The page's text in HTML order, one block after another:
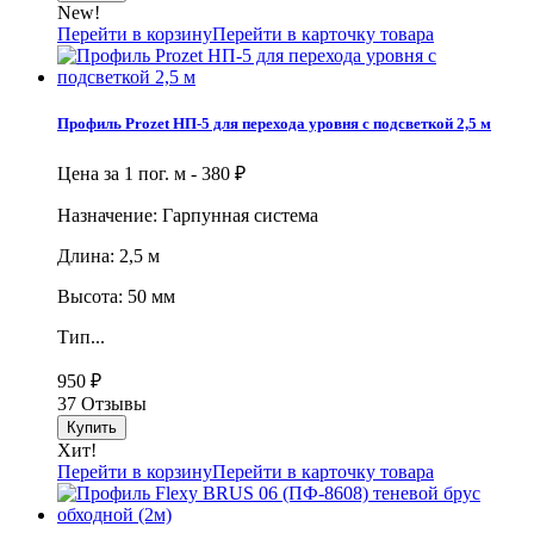
New!
Перейти в корзинуПерейти в карточку товара
Профиль Prozet НП-5 для перехода уровня с подсветкой 2,5 м
Цена за 1 пог. м - 380 ₽
Назначение: Гарпунная система
Длина: 2,5 м
Высота: 50 мм
Тип...
950 ₽
37 Отзывы
Хит!
Перейти в корзинуПерейти в карточку товара